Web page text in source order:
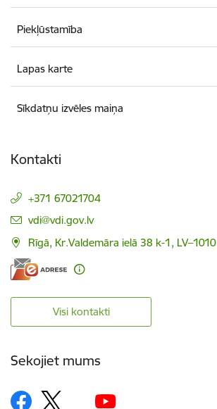
Piekļūstamība
Lapas karte
Sīkdatņu izvēles maiņa
Kontakti
+371 67021704
E-pasts:
vdi@vdi.gov.lv
Rīgā, Kr.Valdemāra ielā 38 k-1, LV–1010
Visi kontakti
Sekojiet mums